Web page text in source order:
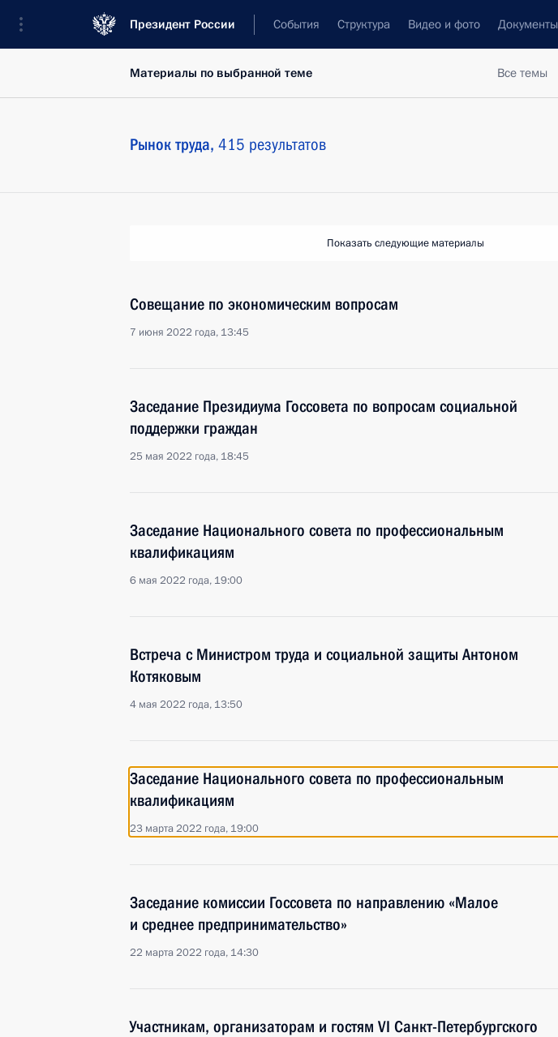
Президент России События Структура Видео и фото Документы
Все темы
Материалы по выбранной теме
Рынок труда, 415 результатов
Показать следующие материалы
Совещание по экономическим вопросам
7 июня 2022 года, 13:45
Заседание Президиума Госсовета по вопросам социальной
поддержки граждан
25 мая 2022 года, 18:45
Заседание Национального совета по профессиональным
квалификациям
6 мая 2022 года, 19:00
Встреча с Министром труда и социальной защиты Антоном
Котяковым
4 мая 2022 года, 13:50
Заседание Национального совета по профессиональным
квалификациям
23 марта 2022 года, 19:00
Заседание комиссии Госсовета по направлению «Малое
и среднее предпринимательство»
22 марта 2022 года, 14:30
Участникам, организаторам и гостям VI Санкт-Петербургского